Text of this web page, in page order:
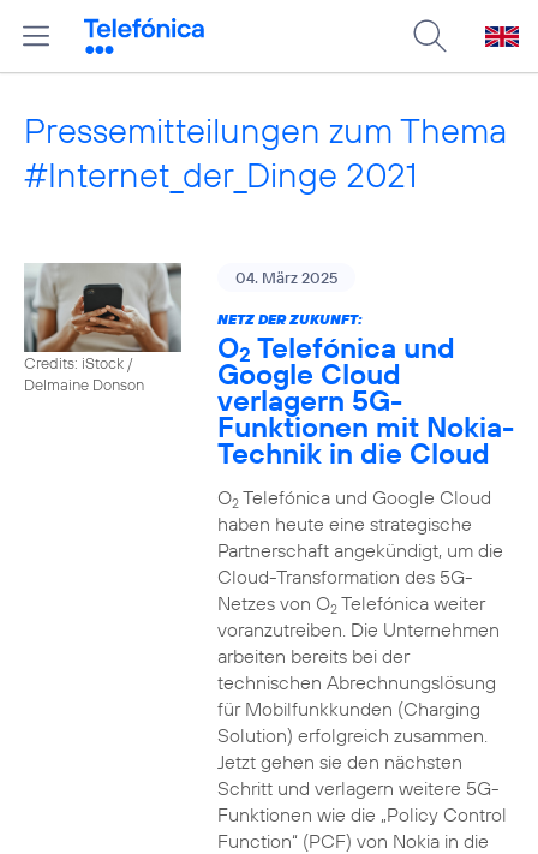
Pressemitteilungen zum Thema
#Internet_der_Dinge 2021
Credits: iStock /
Delmaine Donson
04. März 2025
NETZ DER ZUKUNFT:
O2 Telefónica und
Google Cloud
verlagern 5G-
Funktionen mit Nokia-
Technik in die Cloud
O2Telefónica und Google Cloud
haben heute eine strategische
Partnerschaft angekündigt, um die
Cloud-Transformation des 5G-
Netzes von O2Telefónica weiter
voranzutreiben. Die Unternehmen
arbeiten bereits bei der
technischen Abrechnungslösung
für Mobilfunkkunden (Charging
Solution) erfolgreich zusammen.
Jetzt gehen sie den nächsten
Schritt und verlagern weitere 5G-
Funktionen wie die „Policy Control
Function“ (PCF) von Nokia in die